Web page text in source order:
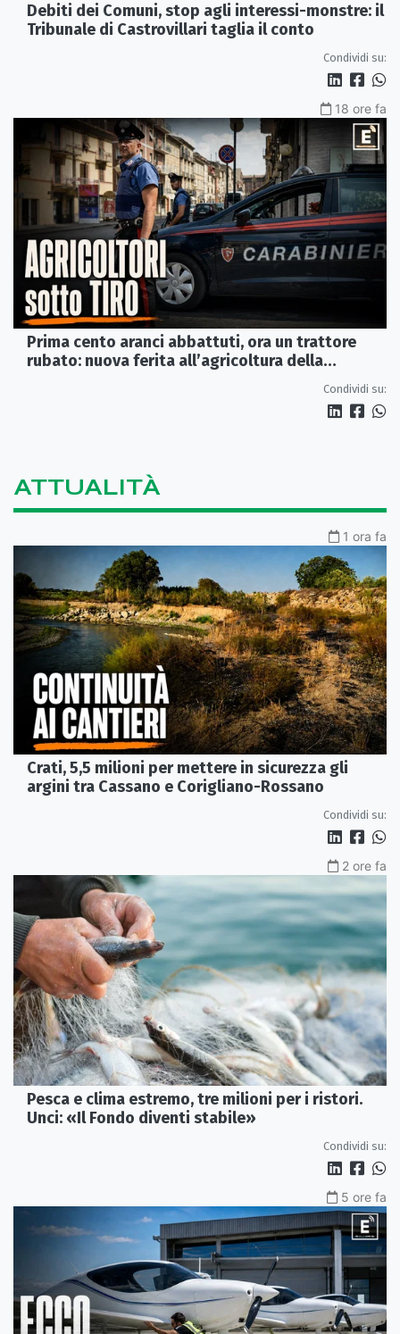
Debiti dei Comuni, stop agli interessi-monstre: il
Tribunale di Castrovillari taglia il conto
Condividi su:
18 ore fa
Prima cento aranci abbattuti, ora un trattore
rubato: nuova ferita all’agricoltura della
Condividi su:
ATTUALITÀ
1 ora fa
Crati, 5,5 milioni per mettere in sicurezza gli
argini tra Cassano e Corigliano-Rossano
Condividi su:
2 ore fa
Pesca e clima estremo, tre milioni per i ristori.
Unci: «Il Fondo diventi stabile»
Condividi su:
5 ore fa